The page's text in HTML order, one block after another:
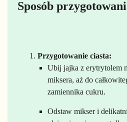
Sposób
Przygotowanie ciasta:
Ubij jajka z erytrytolem
miksera, aż do
zamiennika cukru.
Odstaw mikser i